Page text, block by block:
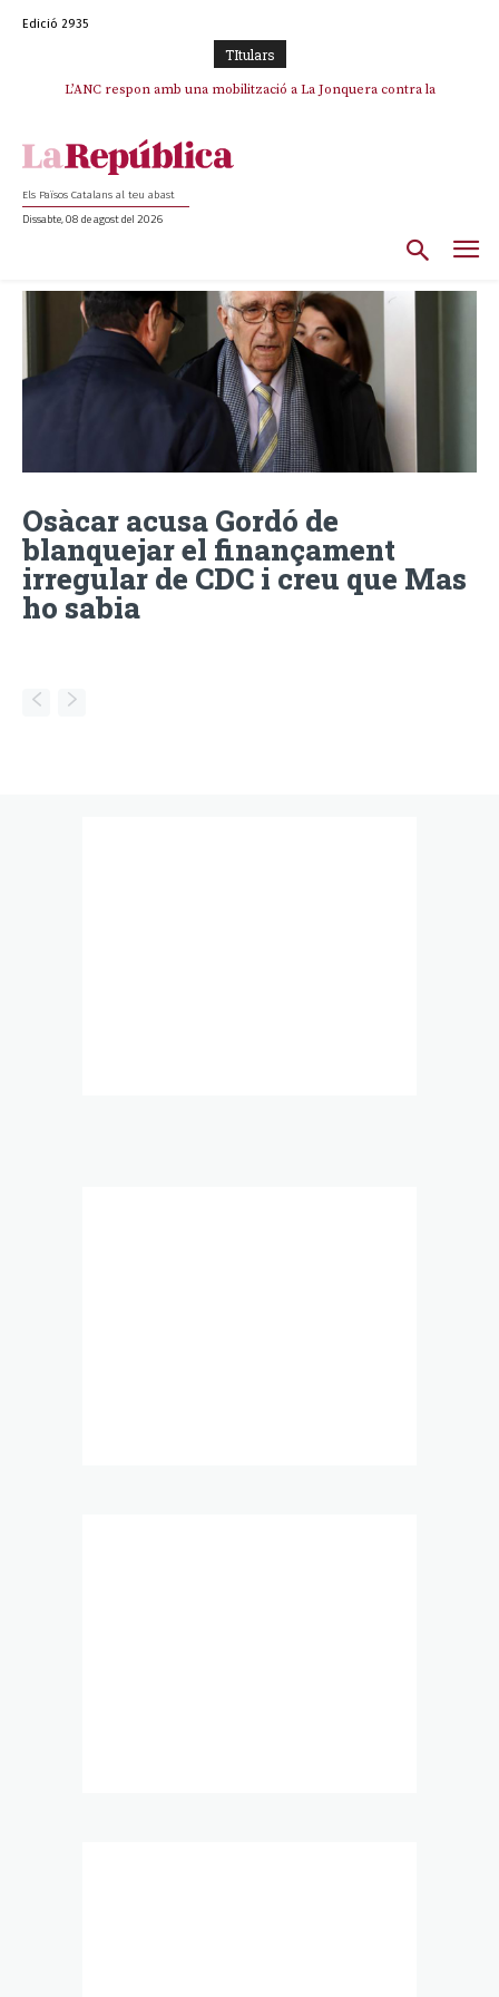
Edició 2935
TItulars
L’ANC respon amb una mobilització a La Jonquera contra la
Els Països Catalans al teu abast
Dissabte, 08 de agost del 2026
Osàcar acusa Gordó de
blanquejar el finançament
irregular de CDC i creu que Mas
ho sabia